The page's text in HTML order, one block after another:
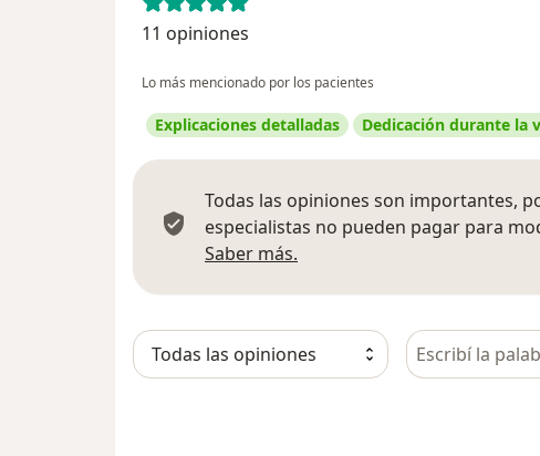
11 opiniones
Lo más mencionado por los pacientes
Explicaciones detalladas Dedicación durante la
Todas las opiniones son importantes,
especialistas no pueden pagar para
Saber más.
Busca en